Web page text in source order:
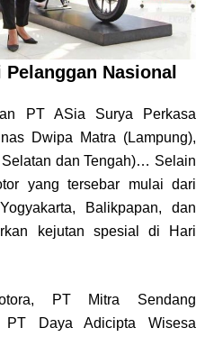
Nasional
PT ASia Surya Perkasa
Dwipa Matra (Lampung),
dan Tengah)… Selain
yang tersebar mulai dari
Balikpapan, dan
kejutan spesial di Hari
PT Mitra Sendang
PT Daya Adicipta Wisesa